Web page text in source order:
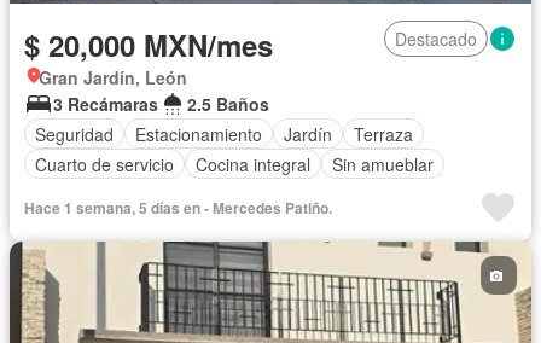
$ 20,000 MXN/mes
Destacado
Gran Jardín, León
3 Recámaras
2.5 Baños
Seguridad
Estacionamiento Jardín
Terraza
Cuarto de servicio
Cocina integral Sin amueblar
Hace 1 semana, 5 días en - Mercedes Patiño.